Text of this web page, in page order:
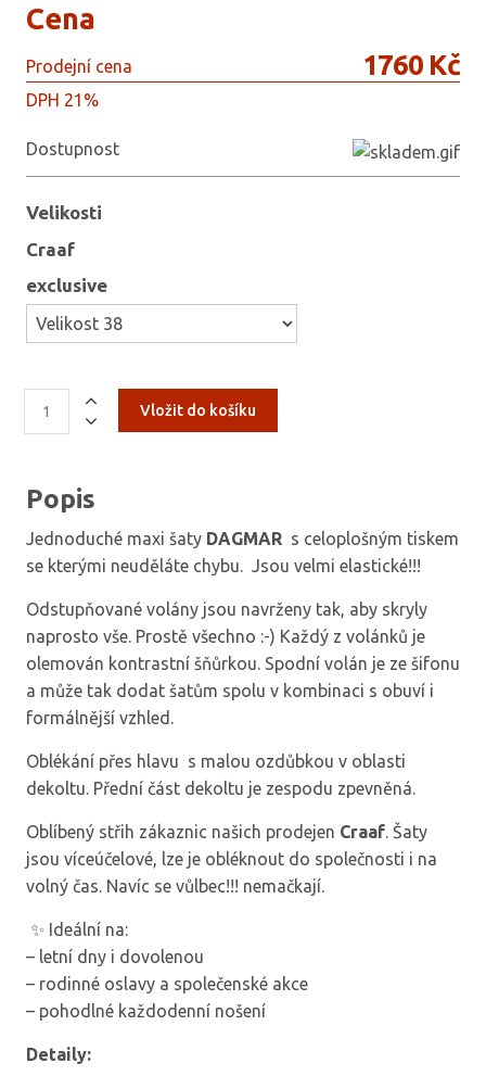
Cena
Prodejní cena 1760 Kč
DPH 21%
Dostupnost
Velikosti
Craaf
exclusive
Popis
Jednoduché maxi šaty DAGMAR s celoplošným tiskem
se kterými neuděláte chybu. Jsou velmi elastické!!!
Odstupňované volány jsou navrženy tak, aby skryly
naprosto vše. Prostě všechno :-) Každý z volánků je
olemován kontrastní šňůrkou. Spodní volán je ze šifonu
a může tak dodat šatům spolu v kombinaci s obuví i
formálnější vzhled.
Oblékání přes hlavu s malou ozdůbkou v oblasti
dekoltu. Přední část dekoltu je zespodu zpevněná.
Oblíbený střih zákaznic našich prodejen Craaf. Šaty
jsou víceúčelové, lze je obléknout do společnosti i na
volný čas. Navíc se vůlbec!!! nemačkají.
✨ Ideální na:
– letní dny i dovolenou
– rodinné oslavy a společenské akce
– pohodlné každodenní nošení
Detaily: